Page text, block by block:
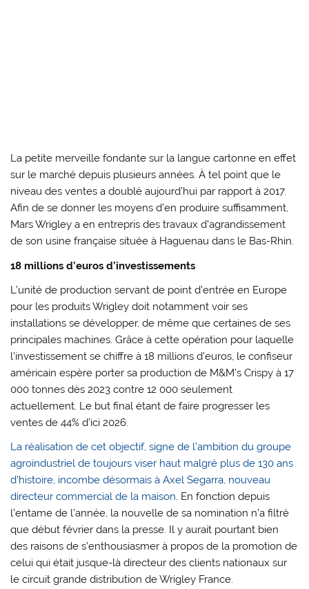
La petite merveille fondante sur la langue cartonne en effet
sur le marché depuis plusieurs années. À tel point que le
niveau des ventes a doublé aujourd’hui par rapport à 2017.
Afin de se donner les moyens d’en produire suffisamment,
Mars Wrigley a en entrepris des travaux d’agrandissement
de son usine française située à Haguenau dans le Bas-Rhin.
18 millions d’euros d’investissements
L’unité de production servant de point d’entrée en Europe
pour les produits Wrigley doit notamment voir ses
installations se développer, de même que certaines de ses
principales machines. Grâce à cette opération pour laquelle
l’investissement se chiffre à 18 millions d’euros, le confiseur
américain espère porter sa production de M&M’s Crispy à 17
000 tonnes dès 2023 contre 12 000 seulement
actuellement. Le but final étant de faire progresser les
ventes de 44% d’ici 2026.
La réalisation de cet objectif, signe de l’ambition du groupe
agroindustriel de toujours viser haut malgré plus de 130 ans
d’histoire, incombe désormais à Axel Segarra, nouveau
directeur commercial de la maison. En fonction depuis
l’entame de l’année, la nouvelle de sa nomination n’a filtré
que début février dans la presse. Il y aurait pourtant bien
des raisons de s’enthousiasmer à propos de la promotion de
celui qui était jusque-là directeur des clients nationaux sur
le circuit grande distribution de Wrigley France.